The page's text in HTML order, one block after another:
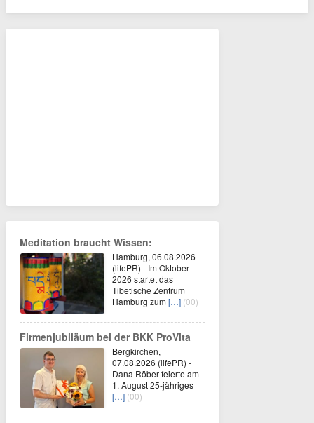
Meditation braucht Wissen:
Hamburg, 06.08.2026
(lifePR) - Im Oktober
2026 startet das
Tibetische Zentrum
Hamburg zum[…] (00)
Firmenjubiläum bei der BKK ProVita
Bergkirchen,
07.08.2026 (lifePR) -
Dana Röber feierte am
1. August 25-jähriges
[…] (00)